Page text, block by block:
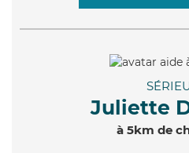
Juliette
à 5km de